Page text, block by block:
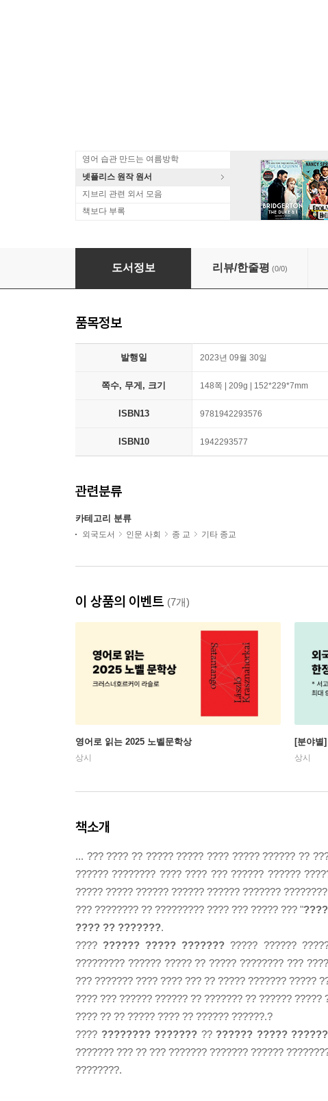
영어 습관 만드는 여름방학
넷플리스 원작 원서
지브리 관련 외서 모음
책보다 부록
????? ??????? ?????? ????? (The Allies of
도서정보 리뷰/한줄평 (0/0)
품목정보
발행일 2023년 09월 30일
쪽수, 무게, 크기 148쪽 | 209g | 152*229*7mm
ISBN13 9781942293576
ISBN10 1942293577
관련분류
카테고리 분류
외국도서 인문 사회 종 교 기타 종교
이 상품의 이벤트 (7개)
영어로 읽는 2025 노벨문학상
상시
[분야별
상시
책소개
... ??? ???? ?? ????? ????? ???? ????? ?????? ??
?????? ???????? ???? ???? ??? ?????? ??????
????? ????? ?????? ?????? ?????? ???????
??? ???????? ?? ????????? ???? ??? ????? ??? "
???? ?? ???????.
???? ?????? ????? ??????? ????? ??????
????????? ?????? ????? ?? ????? ???????? ???
??? ??????? ???? ???? ??? ?? ????? ??????? ?????
???? ??? ?????? ?????? ?? ??????? ?? ??????
???? ?? ?? ????? ???? ?? ?????? ??????.?
???? ???????? ??????? ?? ?????? ?????
??????? ??? ?? ??? ??????? ??????? ??????
????????.